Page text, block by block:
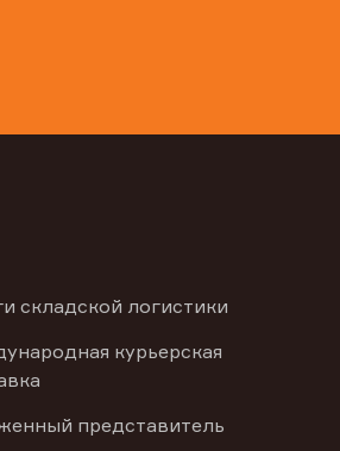
складской логистики
курьерская
представитель